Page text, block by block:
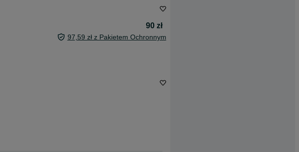
90 zł
97,59 zł z Pakietem Ochronnym